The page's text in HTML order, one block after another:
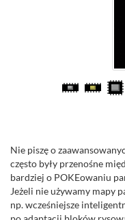
Nie piszę o
często były przenośne
bardziej o POKEowaniu
Jeżeli nie używamy mapy
np. wcześniejsze